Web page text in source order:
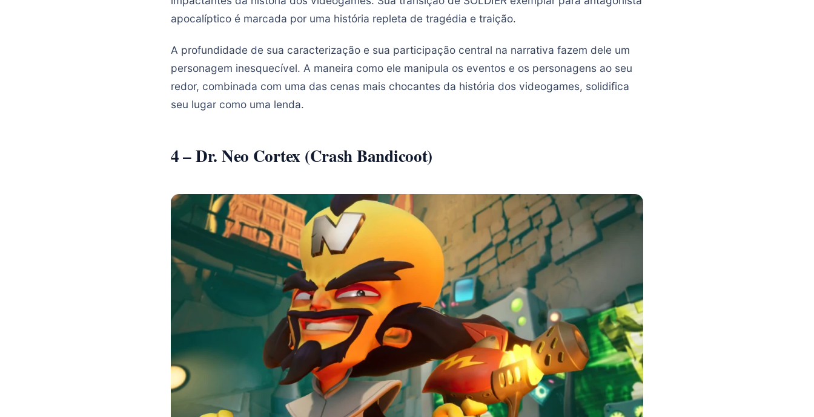
apocalíptico é marcada por uma história repleta de tragédia e traição.
A profundidade de sua caracterização e sua participação central na narrativa fazem dele um
personagem inesquecível. A maneira como ele manipula os eventos e os personagens ao seu
redor, combinada com uma das cenas mais chocantes da história dos videogames, solidifica
seu lugar como uma lenda.
4 – Dr. Neo Cortex (Crash Bandicoot)